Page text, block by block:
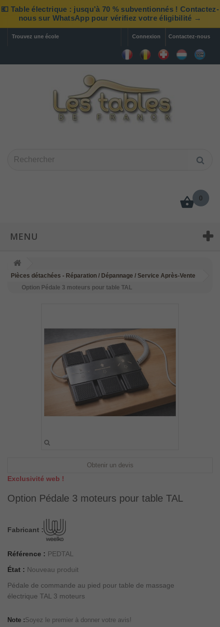
💶 Table électrique : jusqu’à 70 % subventionnés ! Contactez-
nous sur WhatsApp pour vérifiez votre éligibilité →
Contactez-nous
Trouvez une école Connexion
MENU
0
Pièces détachées - Réparation / Dépannage / Service Après-Vente
Option Pédale 3 moteurs pour table TAL
Obtenir un devis
Exclusivité web !
Option Pédale 3 moteurs pour table TAL
Fabricant :
Référence : PEDTAL
État : Nouveau produit
Pédale de commande au pied pour table de massage
électrique TAL 3 moteurs
Note :Soyez le premier à donner votre avis!